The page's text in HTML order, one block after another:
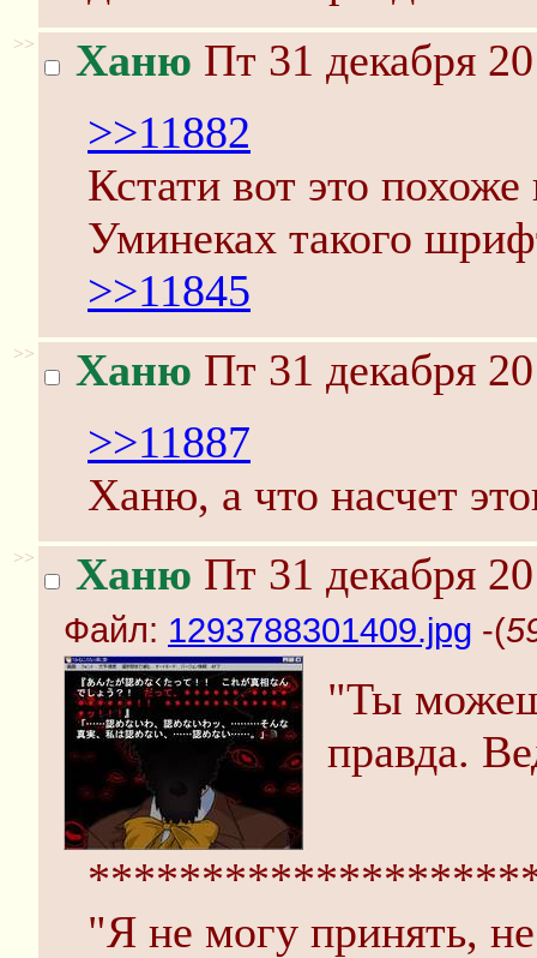
>> Ханю Пт 31 декабря
>>11882
Кстати вот это
Уминеках такого
>>11845
>> Ханю Пт 31 декабря
>>11887
Ханю, а что насчет
>> Ханю Пт 31 декабря
Файл: 1293788301409.jpg -(
"Ты
правда.
"Я не могу принять,